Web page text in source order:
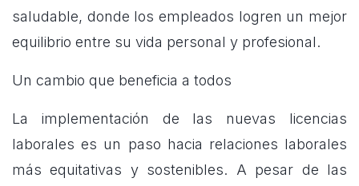
saludable, donde los empleados logren un mejor
equilibrio entre su vida personal y profesional.
Un cambio que beneficia a todos
La implementación de las nuevas licencias
laborales es un paso hacia relaciones laborales
más equitativas y sostenibles. A pesar de las